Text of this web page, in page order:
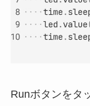
Runボタンをタ